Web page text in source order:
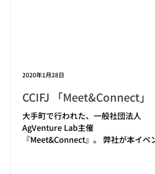
CCIFJ 「Meet&Connect」
大手町で行われた、一般社団法人
AgVenture Lab主催
『Meet&Connect』。 弊社が本イベ
2020年1月28日